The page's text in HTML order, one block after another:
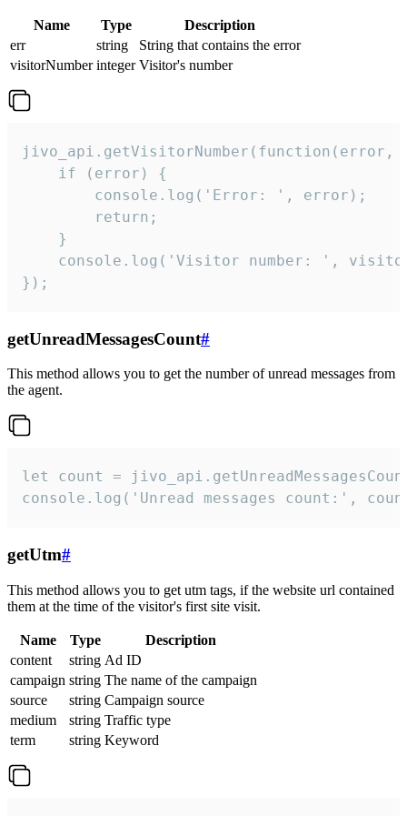
Name Type
Description
err
string
String that contains the error
visitorNumber integer Visitor's number
jivo_api.getVisitorNumber(function(error,
    if (error) {
        console.log('Error: ', error);
        return;
    }
console.log('Visitor number: ',
});
getUnreadMessagesCount#
This method allows you to get the number of unread messages from
the agent.
let count =
console.log('Unread messages count:',
getUtm#
This method allows you to get utm tags, if the website url contained
them at the time of the visitor's first site visit.
Name Type
Description
content
string Ad ID
campaign string The name of the campaign
source
string Campaign source
medium
string Traffic type
term
string Keyword